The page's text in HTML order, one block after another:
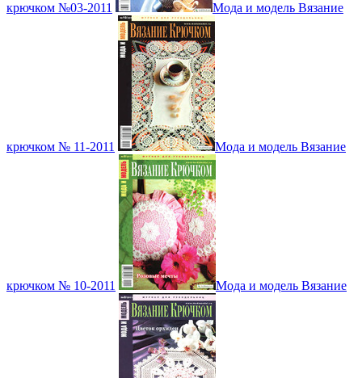
крючком №03-2011 Мода и модель Вязание
крючком № 11-2011 Мода и модель Вязание
крючком № 10-2011 Мода и модель Вязание